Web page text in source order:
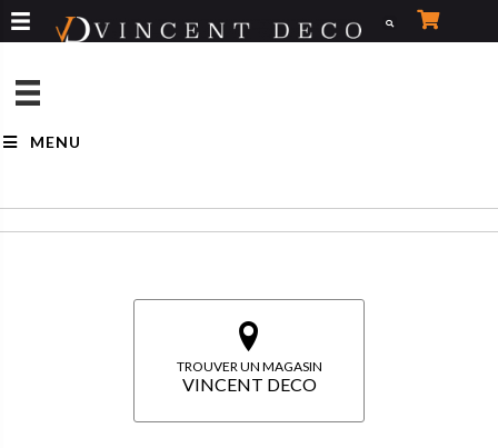
Aller
au
MENU
TROUVER UN MAGASIN
VINCENT DECO